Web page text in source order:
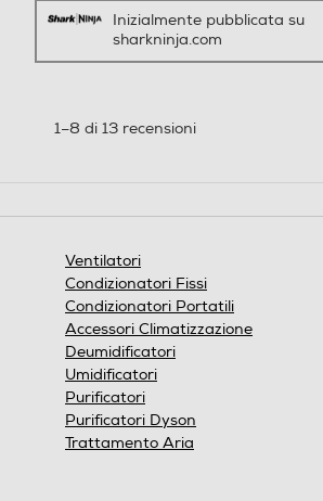
Inizialmente pubblicata su
sharkninja.com
1–8 di 13 recensioni
Ventilatori
Condizionatori Fissi
Condizionatori Portatili
Accessori Climatizzazione
Deumidificatori
Umidificatori
Purificatori
Purificatori Dyson
Trattamento Aria